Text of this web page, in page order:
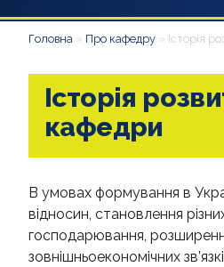
НОВИНИ
СТУДЕНТУ
АБІТУРІЄНТУ
НАУКОВА РОБОТА
АКРЕДИТАЦІЯ
Головна » Про кафедру » Історія
Історія
кафедри
В умовах формування в
відносин, становлення
господарювання,
зовнішньоекономічних